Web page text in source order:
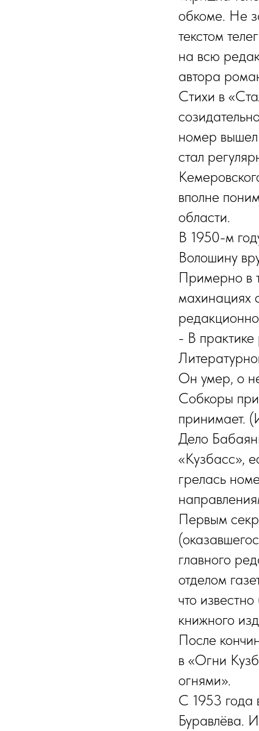
обкоме. Не
текстом
на всю
автора
Стихи в
номер
стал
вполне
области.
В 1950-м
Волошину
Примерно в
махинациях
- В
Он умер, о
Собкоры
принимает.
Дело
«Кузбасс»,
грелась
Первым
главного
отделом
что
книжного
После
в «Огни
огнями».
С 1953 года
Буравлёва.